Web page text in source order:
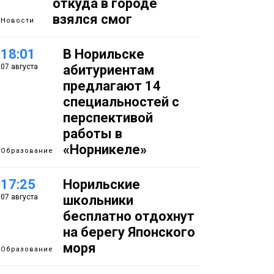
Новости
откуда в городе
взялся смог
18:01
07 августа
Образование
В Норильске
абитуриентам
предлагают 14
специальностей с
перспективой
работы в
«Норникеле»
17:25
07 августа
Образование
Норильские
школьники
бесплатно отдохнут
на берегу Японского
моря